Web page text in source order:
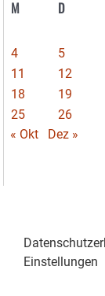
M D
4
5
11
12
18
19
25
26
« Okt
Dez »
Einstellungen